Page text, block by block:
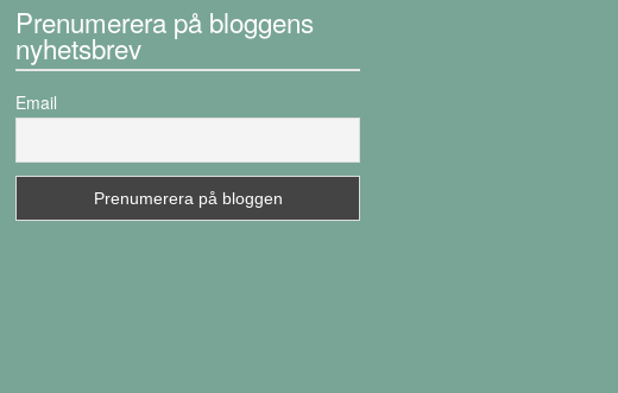
Prenumerera på bloggens
nyhetsbrev
Email